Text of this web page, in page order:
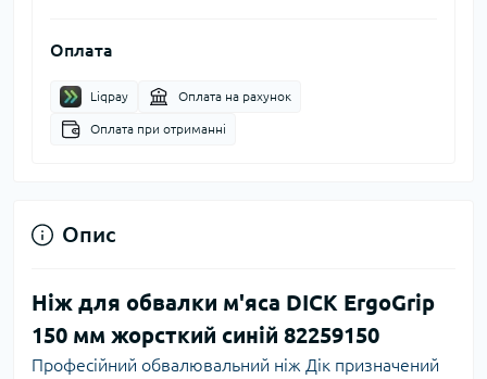
Оплата
Liqpay Оплата на рахунок
Оплата при отриманні
Опис
Ніж для обвалки м'яса DICK ErgoGrip
150 мм жорсткий синій 82259150
Професійний обвалювальний ніж Дік призначений